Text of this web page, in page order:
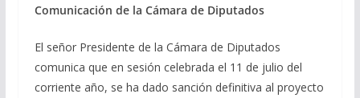
Comunicación de la Cámara de Diputados
El señor Presidente de la Cámara de Diputados
comunica que en sesión celebrada el 11 de julio del
corriente año, se ha dado sanción definitiva al proyecto